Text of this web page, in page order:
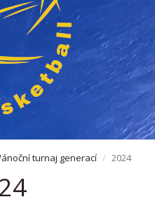
turnaj generací 2024